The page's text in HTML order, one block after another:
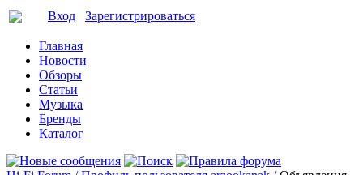
Вход Зарегистрироваться
Главная
Новости
Обзоры
Статьи
Музыка
Бренды
Каталог